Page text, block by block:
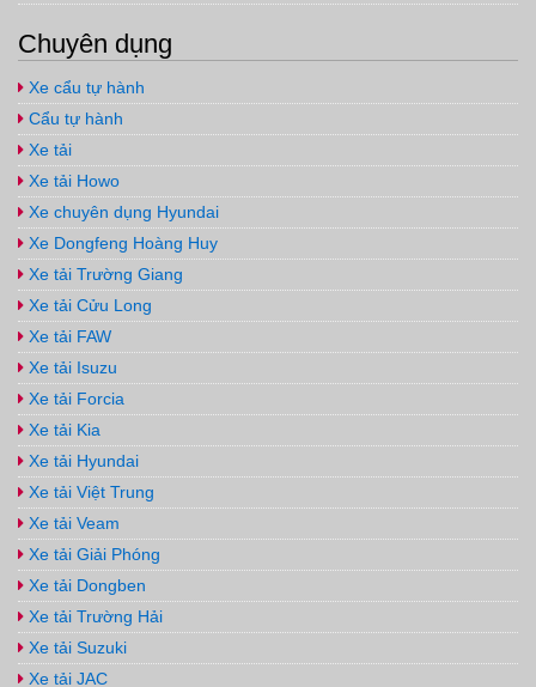
Chuyên dụng
Xe cẩu tự hành
Cẩu tự hành
Xe tải
Xe tải Howo
Xe chuyên dụng Hyundai
Xe Dongfeng Hoàng Huy
Xe tải Trường Giang
Xe tải Cửu Long
Xe tải FAW
Xe tải Isuzu
Xe tải Forcia
Xe tải Kia
Xe tải Hyundai
Xe tải Việt Trung
Xe tải Veam
Xe tải Giải Phóng
Xe tải Dongben
Xe tải Trường Hải
Xe tải Suzuki
Xe tải JAC